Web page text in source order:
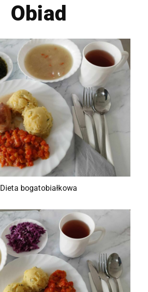
Obiad
Dieta bogatobiałkowa